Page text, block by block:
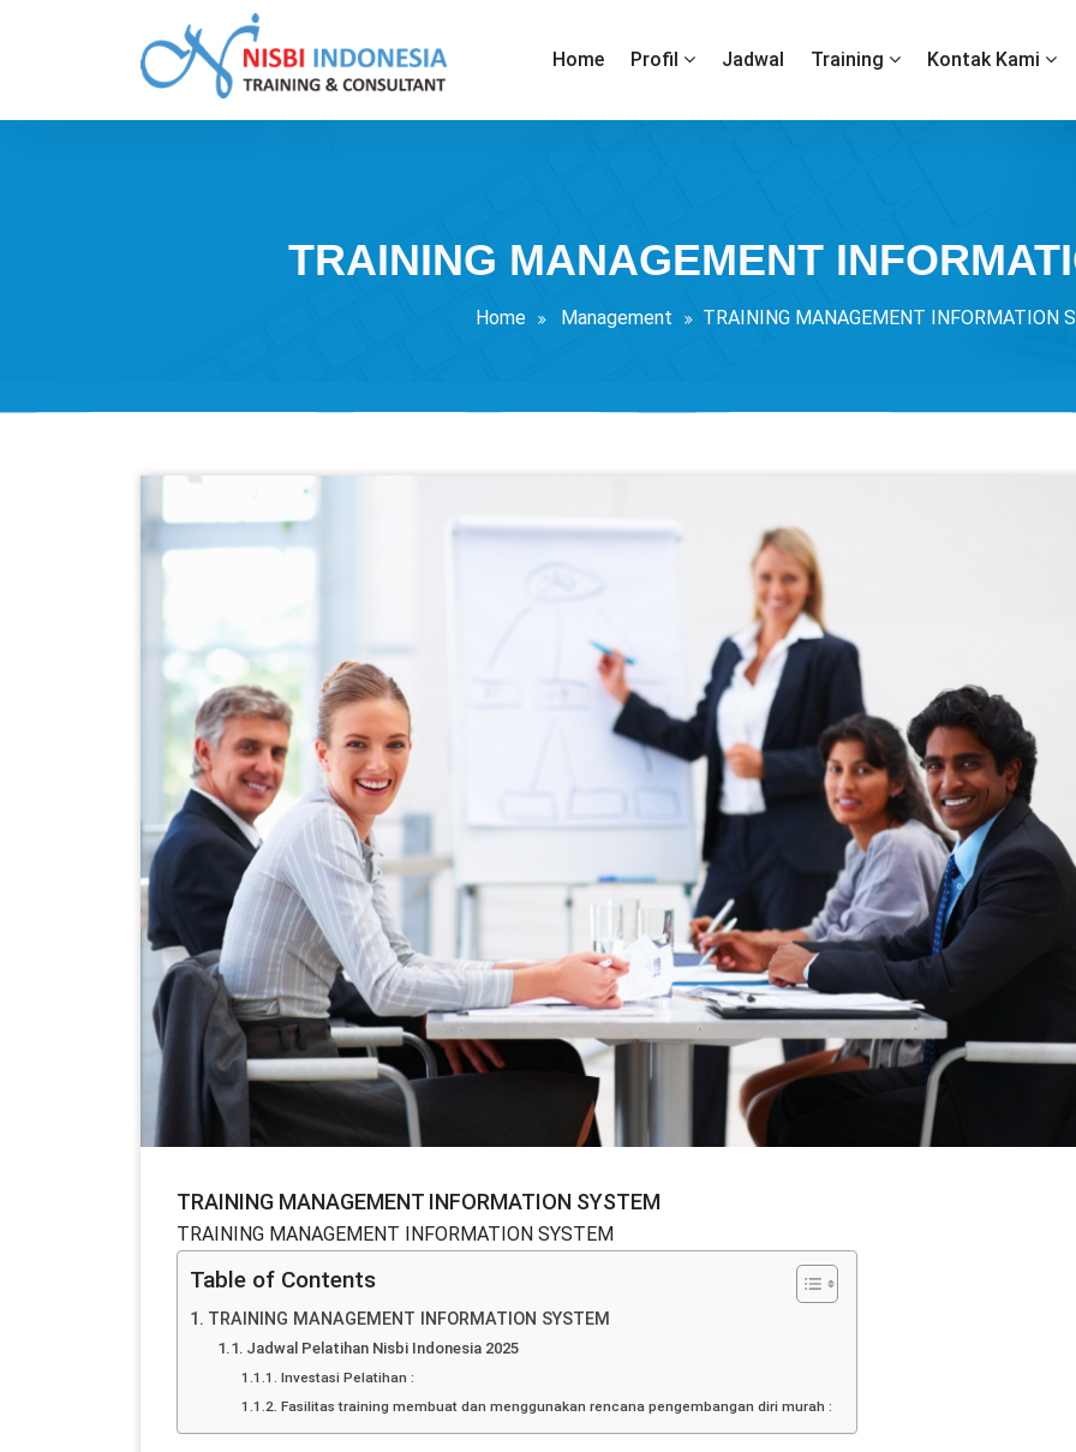
Training Consultant
Home Profil Jadwal Training Kontak Kami
TRAINING MANAGEMENT
Home Management TRAINING MANAGEMENT INFORMATION
TRAINING MANAGEMENT INFORMATION SYSTEM
TRAINING MANAGEMENT INFORMATION SYSTEM
Table of Contents
TRAINING MANAGEMENT INFORMATION SYSTEM
Jadwal Pelatihan Nisbi Indonesia 2025
Investasi Pelatihan :
Fasilitas training membuat dan menggunakan rencana pengembangan diri murah :